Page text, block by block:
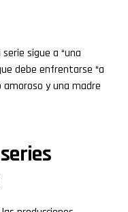
serie sigue a “una
debe enfrentarse “a
y una madre